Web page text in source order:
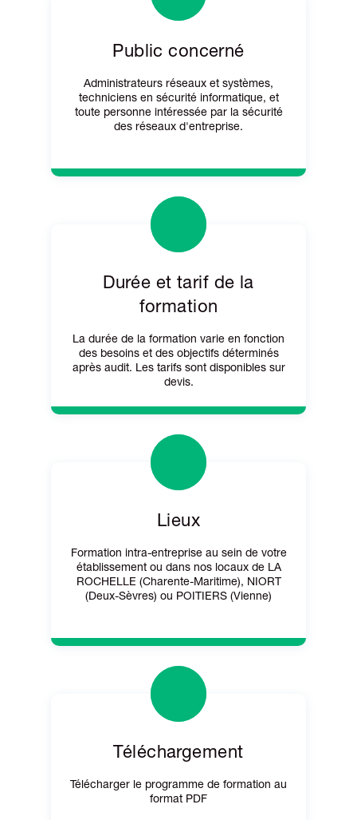
Public concerné
Administrateurs réseaux et systèmes,
techniciens en sécurité informatique, et
toute personne intéressée par la sécurité
des réseaux d'entreprise.
Durée et tarif de la
formation
La durée de la formation varie en fonction
des besoins et des objectifs déterminés
après audit. Les tarifs sont disponibles sur
devis.
Lieux
Formation intra-entreprise au sein de votre
établissement ou dans nos locaux de LA
ROCHELLE (Charente-Maritime), NIORT
(Deux-Sèvres) ou POITIERS (Vienne)
Téléchargement
Télécharger le programme de formation au
format PDF